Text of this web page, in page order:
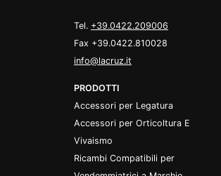
Tel. +39.0422.209006
Fax +39.0422.810028
info@lacruz.it
PRODOTTI
Accessori per Legatura
Accessori per Orticoltura E
Vivaismo
Ricambi Compatibili per